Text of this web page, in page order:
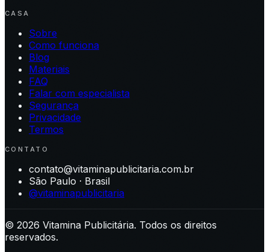
CASA
Sobre
Como funciona
Blog
Materiais
FAQ
Falar com especialista
Segurança
Privacidade
Termos
CONTATO
contato@vitaminapublicitaria.com.br
São Paulo · Brasil
@vitaminapublicitaria
© 2026 Vitamina Publicitária. Todos os direitos
reservados.